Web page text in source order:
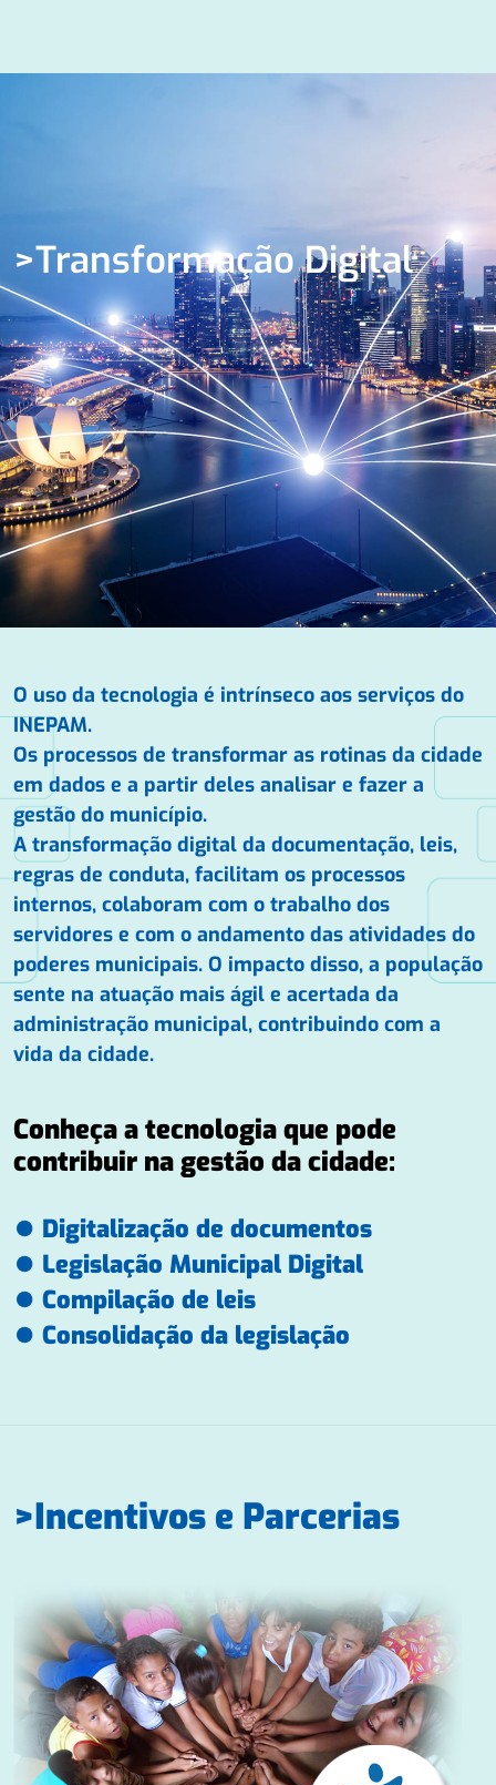
Transformação Digital
O uso da tecnologia é intrínseco aos serviços do
INEPAM.
Os processos de transformar as rotinas da cidade
em dados e a partir deles analisar e fazer a
gestão do município.
A transformação digital da documentação, leis,
regras de conduta, facilitam os processos
internos, colaboram com o trabalho dos
servidores e com o andamento das atividades do
poderes municipais. O impacto disso, a população
sente na atuação mais ágil e acertada da
administração municipal, contribuindo com a
vida da cidade.
Conheça a tecnologia que pode
contribuir na gestão da cidade:
⏺ Digitalização de documentos
⏺ Legislação Municipal Digital
⏺ Compilação de leis
⏺ Consolidação da legislação
Incentivos e Parcerias